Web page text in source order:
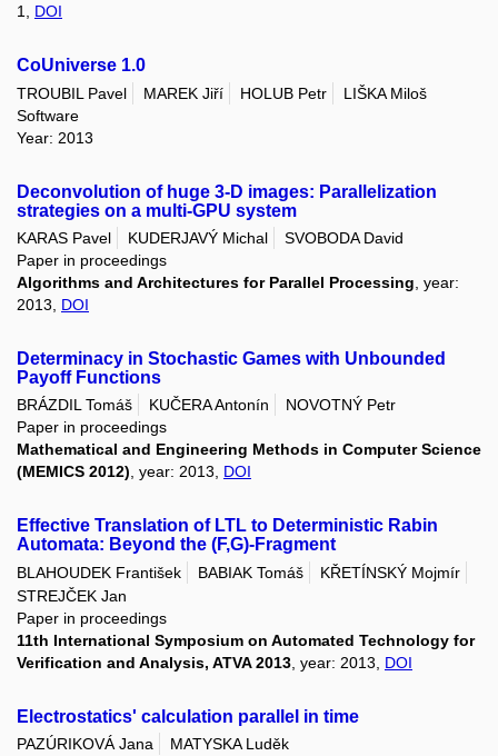
1, DOI
CoUniverse 1.0
TROUBIL Pavel MAREK Jiří HOLUB Petr
LIŠKA Miloš
Software
Year: 2013
Deconvolution of huge 3-D images: Parallelization
strategies on a multi-GPU system
KARAS Pavel KUDERJAVÝ Michal
SVOBODA David
Paper in proceedings
Algorithms and Architectures for Parallel Processing , year:
2013, DOI
Determinacy in Stochastic Games with Unbounded
Payoff Functions
BRÁZDIL Tomáš KUČERA Antonín
NOVOTNÝ Petr
Paper in proceedings
Mathematical and Engineering Methods in Computer Science
(MEMICS 2012), year: 2013, DOI
Effective Translation of LTL to Deterministic Rabin
Automata: Beyond the (F,G)-Fragment
BLAHOUDEK František BABIAK Tomáš
KŘETÍNSKÝ Mojmír
STREJČEK Jan
Paper in proceedings
11th International Symposium on Automated Technology for
Verification and Analysis, ATVA 2013 , year: 2013, DOI
Electrostatics' calculation parallel in time
PAZÚRIKOVÁ Jana
MATYSKA Luděk